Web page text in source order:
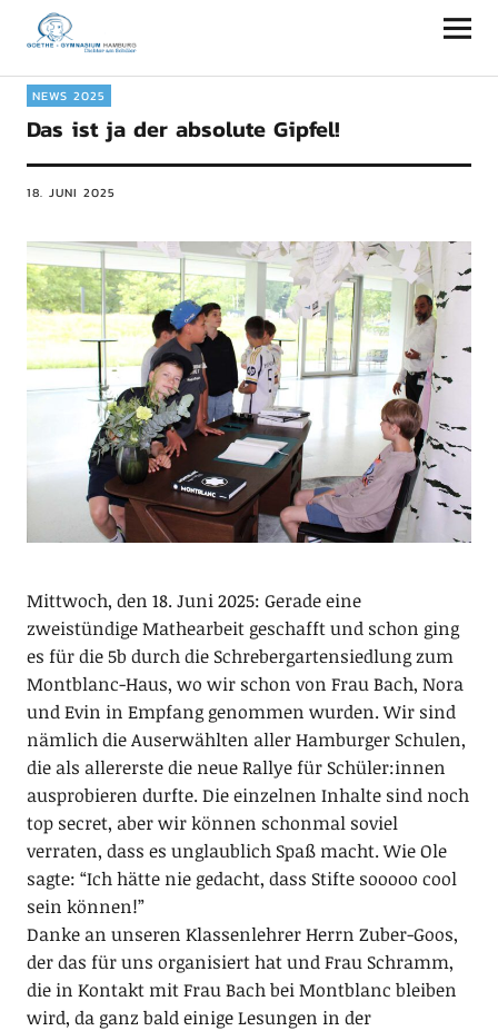
Goethe-Gymnasium Hamburg
NEWS 2025
Das ist ja der absolute Gipfel!
18. JUNI 2025
Mittwoch, den 18. Juni 2025: Gerade eine
zweistündige Mathearbeit geschafft und schon ging
es für die 5b durch die Schrebergartensiedlung zum
Montblanc-Haus, wo wir schon von Frau Bach, Nora
und Evin in Empfang genommen wurden. Wir sind
nämlich die Auserwählten aller Hamburger Schulen,
die als allererste die neue Rallye für Schüler:innen
ausprobieren durfte. Die einzelnen Inhalte sind noch
top secret, aber wir können schonmal soviel
verraten, dass es unglaublich Spaß macht. Wie Ole
sagte: “Ich hätte nie gedacht, dass Stifte sooooo cool
sein können!”
Danke an unseren Klassenlehrer Herrn Zuber-Goos,
der das für uns organisiert hat und Frau Schramm,
die in Kontakt mit Frau Bach bei Montblanc bleiben
wird, da ganz bald einige Lesungen in der